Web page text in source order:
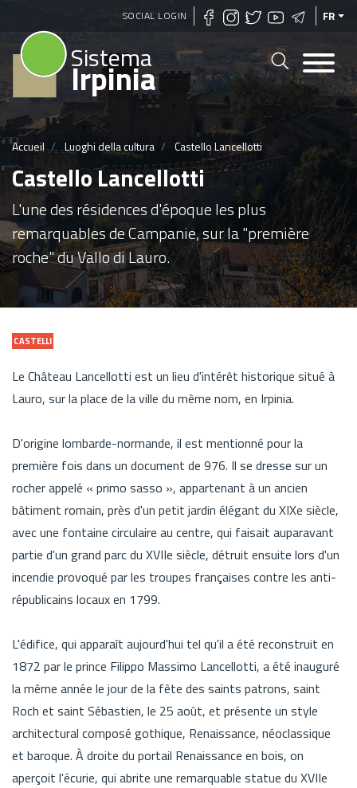
Aller
au
contenu
principal
SOCIAL LOGIN FR
Sistema
Irpinia
Accueil Luoghi della cultura Castello Lancellotti
Castello Lancellotti
L'une des résidences d'époque les plus
remarquables de Campanie, sur la "première
roche" du Vallo di Lauro.
CASTELLI
Le Château Lancellotti est un lieu d'intérêt historique situé à
Lauro, sur la place de la ville du même nom, en Irpinia.
D'origine lombarde-normande, il est mentionné pour la
première fois dans un document de 976. Il se dresse sur un
rocher appelé « primo sasso », appartenant à un ancien
bâtiment romain, près d'un petit jardin élégant du XIXe siècle,
avec une fontaine circulaire au centre, qui faisait auparavant
partie d'un grand parc du XVIIe siècle, détruit ensuite lors d'un
incendie provoqué par les troupes françaises contre les anti-
républicains locaux en 1799.
L'édifice, qui apparaît aujourd'hui tel qu'il a été reconstruit en
1872 par le prince Filippo Massimo Lancellotti, a été inauguré
la même année le jour de la fête des saints patrons, saint
Roch et saint Sébastien, le 25 août, et présente un style
architectural composé gothique, Renaissance, néoclassique
et baroque. À droite du portail Renaissance en bois, on
aperçoit l'écurie, qui abrite une remarquable statue du XVIIe